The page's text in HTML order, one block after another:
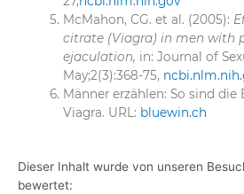
McMahon, CG. et al. (2005):
citrate (Viagra) in men with
ejaculation, in: Journal of
May;2(3):368-75,
Männer erzählen: So sind
Viagra. URL: bluewin.ch
Dieser Inhalt wurde von unseren
bewertet: